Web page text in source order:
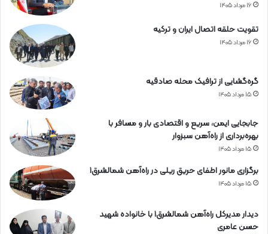
۱۶ مرداد ۱۴۰۵
تقویت حلقه اتصال ایران و ترکیه
۱۶ مرداد ۱۴۰۵
گره‌گشایی از ترافیک محله صادقیه
۱۵ مرداد ۱۴۰۵
جابجایی ایمن، سریع و اقتصادی بار و مسافر با
بهره‌برداری از راه‌آهن سبزوار
۱۵ مرداد ۱۴۰۵
برگزاری مانور اطفای حریق ریلی در راه‌آهن شمالشرق۱
۱۵ مرداد ۱۴۰۵
دیدار مدیرکل راه‌آهن شمالشرق۱ با خانواده شهید
حسن عامری